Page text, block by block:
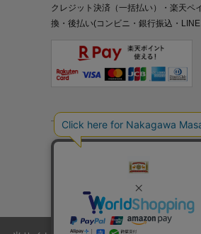
クレジット決済（一括払い）・楽天ペ
換・後払い(コンビニ・銀行振込・
プライバシー